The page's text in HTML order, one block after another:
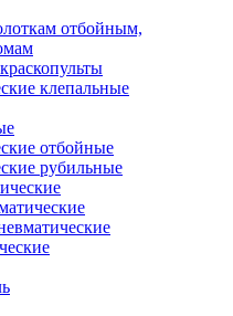
отбойным,
клепальные
отбойные
рубильные